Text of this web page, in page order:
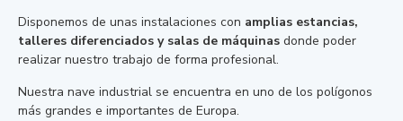
Disponemos de unas instalaciones con amplias estancias,
talleres diferenciados y salas de máquinas donde poder
realizar nuestro trabajo de forma profesional.
Nuestra nave industrial se encuentra en uno de los polígonos
más grandes e importantes de Europa.